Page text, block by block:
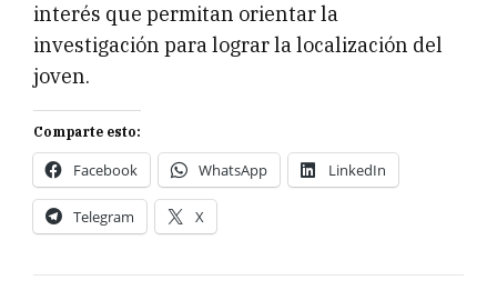
interés que permitan orientar la
investigación para lograr la localización del
joven.
Comparte esto:
Facebook WhatsApp LinkedIn
Telegram X